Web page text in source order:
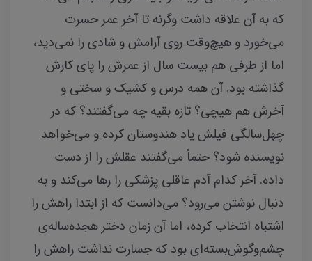
که به آن علاقه داشت وگرنه تا آخر عمر حسرت
می‌خورد و هیچ‌وقت روی آرامش و شادی را نمی‌دید،
اما از طرفی هم بیست سال از عمرش را پای کارش
گذاشته بود. آن همه درس و کشیک و سختی و
آخرش هم هیچی؟ تازه بقیه چه می‌گفتند؟ که در
چهل‌سالگی فیلش یاد هندوستان کرده و می‌خواهد
نویسنده شود؟ حتماً می‌گفتند عقلش را از دست
داده. آخر کدام آدم عاقلی پزشکی را رها می‌کند و به
دنبال نوشتن می‌رود؟ می‌دانست که از ابتدا راهش را
اشتباه انتخاب کرده، اما آن زمان دختر هجده‌ساله‌ی
چشم‌وگوش‌بسته‌ای بود که جسارت نداشت راهش را